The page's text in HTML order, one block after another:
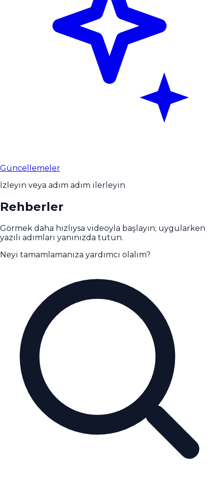
Güncellemeler
İzleyin veya adım adım ilerleyin
Rehberler
Görmek daha hızlıysa videoyla başlayın; uygularken
yazılı adımları yanınızda tutun.
Neyi tamamlamanıza yardımcı olalım?